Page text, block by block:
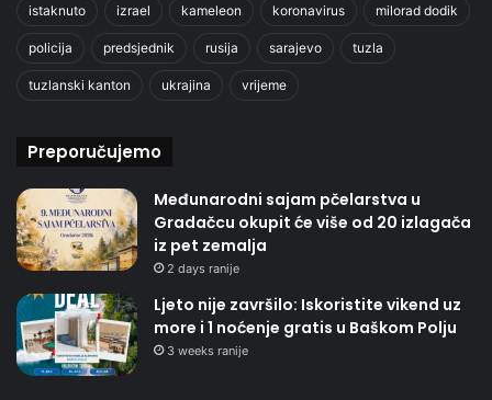
istaknuto izrael kameleon koronavirus milorad dodik
policija predsjednik rusija sarajevo tuzla
tuzlanski kanton ukrajina vrijeme
Preporučujemo
Međunarodni sajam pčelarstva u
Gradačcu okupit će više od 20 izlagača
iz pet zemalja
2 days ranije
Ljeto nije završilo: Iskoristite vikend uz
more i 1 noćenje gratis u Baškom Polju
3 weeks ranije